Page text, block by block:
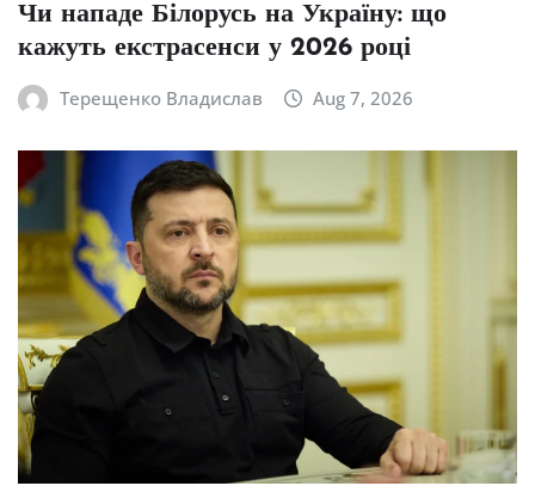
Чи нападе Білорусь на Україну: що
кажуть екстрасенси у 2026 році
Терещенко Владислав Aug 7, 2026